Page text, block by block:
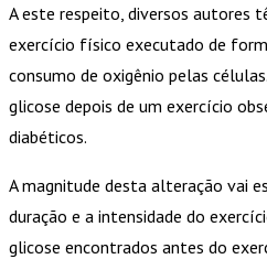
A este respeito, diversos autores
exercício físico executado de
consumo de oxigênio pelas
glicose depois de um exercício
diabéticos.
A magnitude desta alteração vai
duração e a intensidade do
glicose encontrados antes do